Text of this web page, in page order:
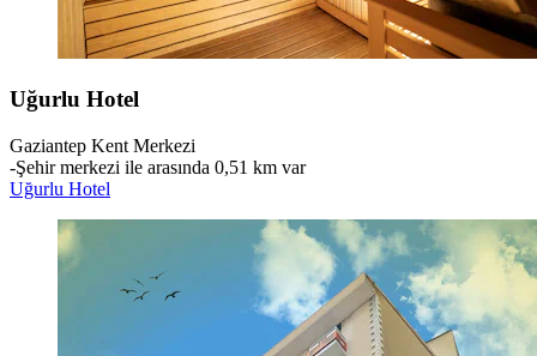
Uğurlu Hotel
Gaziantep Kent Merkezi
‐Şehir merkezi ile arasında 0,51 km var
Uğurlu Hotel